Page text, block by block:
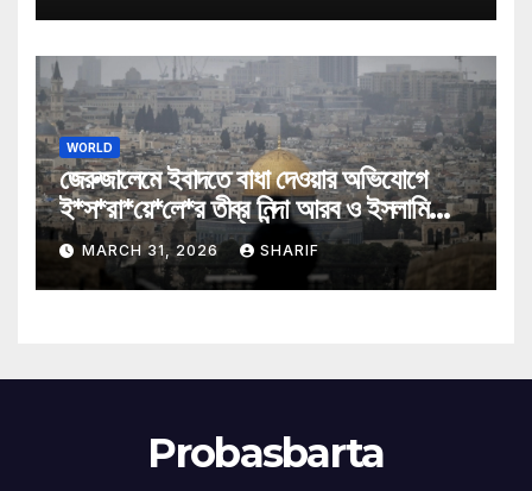
WORLD
জেরুজালেমে ইবাদতে বাধা দেওয়ার অভিযোগে
ই*স*রা*য়ে*লে*র তীব্র নিন্দা আরব ও ইসলামি
মন্ত্রীদের
MARCH 31, 2026 SHARIF
Probasbarta